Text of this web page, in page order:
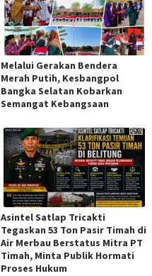
Melalui Gerakan Bendera
Merah Putih, Kesbangpol
Bangka Selatan Kobarkan
Semangat Kebangsaan
Asintel Satlap Tricakti
Tegaskan 53 Ton Pasir Timah di
Air Merbau Berstatus Mitra PT
Timah, Minta Publik Hormati
Proses Hukum